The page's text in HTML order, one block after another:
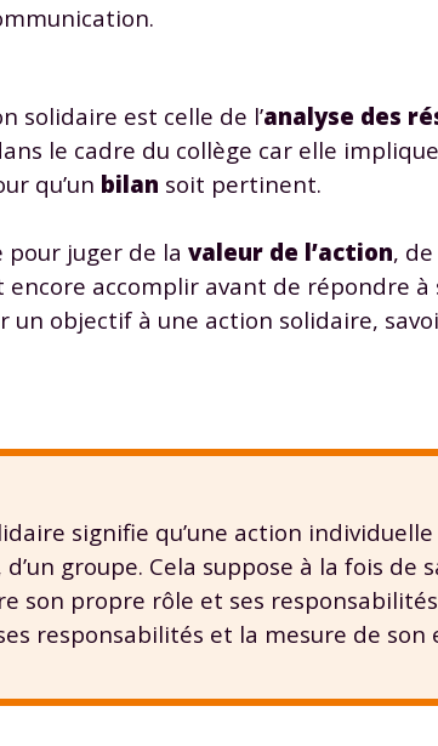
solidaire est celle de l’analyse des
le cadre du collège car elle
qu’un bilan soit pertinent.
pour juger de la valeur de l’action, de
encore accomplir avant de répondre
un objectif à une action solidaire,
signifie qu’une action
d’un groupe. Cela suppose à la fois de
son propre rôle et ses responsabilités
responsabilités et la mesure de son